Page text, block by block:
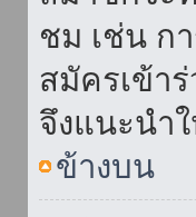
ชม เช่น ก
สมัครเข้า
จึงแนะนำ
ข้างบน